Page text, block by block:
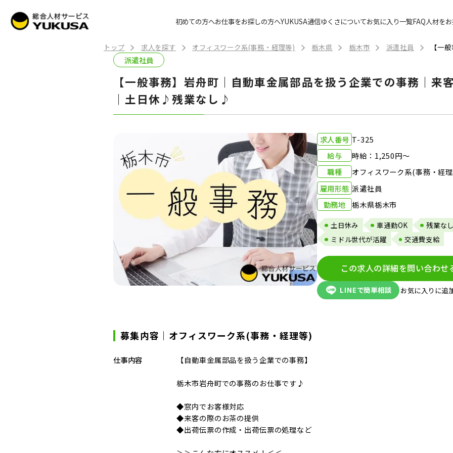
初めての方へお仕事をお探しの方へYUKUSA通信ゆくさについてお気に入り一覧FAQ人材を
トップ 求人を探す オフィスワーク系(事務・経理等) 栃木県 栃木市 派遣社員
派遣社員
【一般事務】岩舟町｜自動車金属部品を扱う企業での事務｜来
｜土日休♪残業なし♪
求人番号 T-325
給与
時給：1,250円～
職種
オフィスワーク系(事務・経
雇用形態 派遣社員
勤務地
栃木県栃木市
土日休み 車通勤OK
残業な
ミドル世代が活躍
交通費支給
この求人の詳細を問い合わせ
LINEで簡単相談 お気に入りに追
募集内容｜オフィスワーク系(事務・経理等)
仕事内容 【自動車金属部品を扱う企業での事務】
栃木市岩舟町での事務のお仕事です♪
◆窓内でお客様対応
◆来客の際のお茶の提供
◆出荷伝票の作成・出荷伝票の処理など